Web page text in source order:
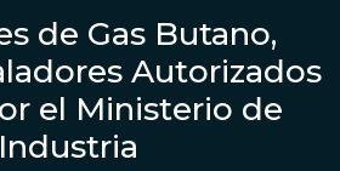
de Gas Butano,
Autorizados
el Ministerio de
Industria